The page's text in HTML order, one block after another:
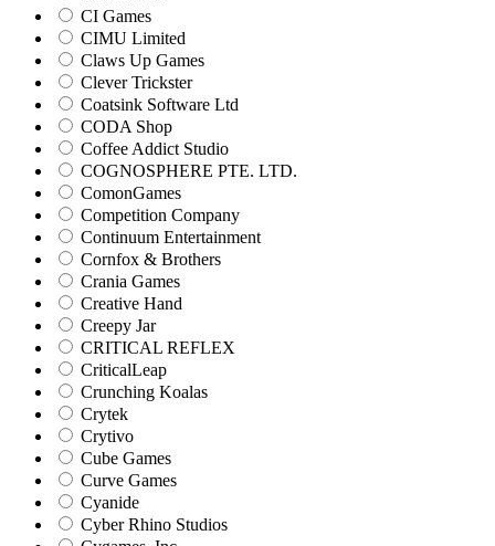
CI Games
CIMU Limited
Claws Up Games
Clever Trickster
Coatsink Software Ltd
CODA Shop
Coffee Addict Studio
COGNOSPHERE PTE. LTD.
ComonGames
Competition Company
Continuum Entertainment
Cornfox & Brothers
Crania Games
Creative Hand
Creepy Jar
CRITICAL REFLEX
CriticalLeap
Crunching Koalas
Crytek
Crytivo
Cube Games
Curve Games
Cyanide
Cyber Rhino Studios